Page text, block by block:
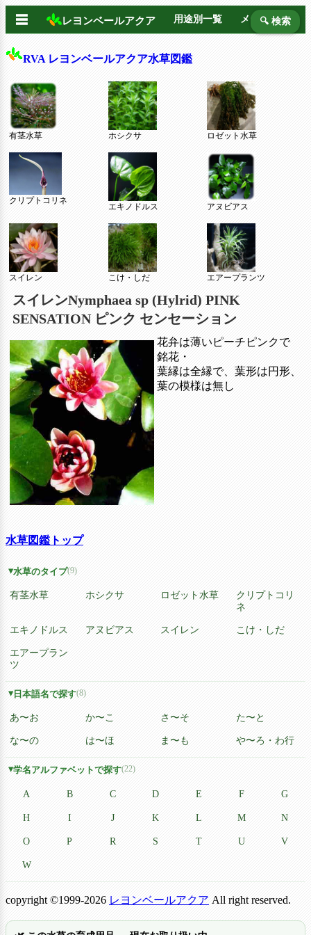
☰ レヨンベールアクア 用途別一覧 メーカー別
🔍 検索
RVA レヨンベールアクア水草図鑑
有茎水草 ホシクサ ロゼット水草
クリプトコリネ
エキノドルス アヌビアス
スイレン こけ・しだ エアープランツ
スイレンNymphaea sp (Hylrid) PINK
SENSATION ピンク センセーション
花弁は薄いピーチピンクで
銘花・
葉縁は全縁で、葉形は円形、
葉の模様は無し
水草図鑑トップ
水草のタイプ(9)
有茎水草 ホシクサ ロゼット水草
クリプトコリ
ネ
エキノドルス アヌビアス スイレン こけ・しだ
エアープラン
ツ
日本語名で探す(8)
あ〜お か〜こ さ〜そ た〜と
な〜の は〜ほ ま〜も や〜ろ・わ行
学名アルファベットで探す(22)
A B C D E F G
H I J K L M N
O P R S T U V
W
copyright ©1999-2026 レヨンベールアクア All right reserved.